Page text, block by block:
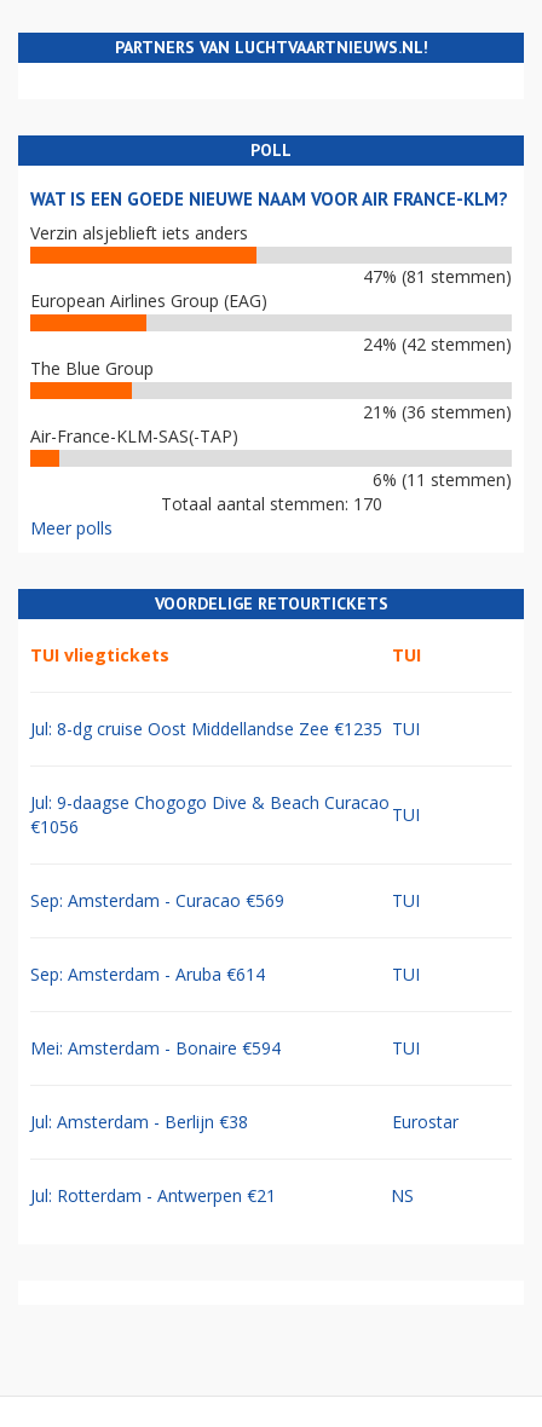
PARTNERS VAN LUCHTVAARTNIEUWS.NL!
POLL
WAT IS EEN GOEDE NIEUWE NAAM VOOR AIR FRANCE-KLM?
Verzin alsjeblieft iets anders
47% (81 stemmen)
European Airlines Group (EAG)
24% (42 stemmen)
The Blue Group
21% (36 stemmen)
Air-France-KLM-SAS(-TAP)
6% (11 stemmen)
Totaal aantal stemmen: 170
Meer polls
VOORDELIGE RETOURTICKETS
TUI vliegtickets TUI
Jul: 8-dg cruise Oost Middellandse Zee €1235 TUI
Jul: 9-daagse Chogogo Dive & Beach Curacao
€1056
TUI
Sep: Amsterdam - Curacao €569 TUI
Sep: Amsterdam - Aruba €614 TUI
Mei: Amsterdam - Bonaire €594 TUI
Jul: Amsterdam - Berlijn €38 Eurostar
Jul: Rotterdam - Antwerpen €21 NS